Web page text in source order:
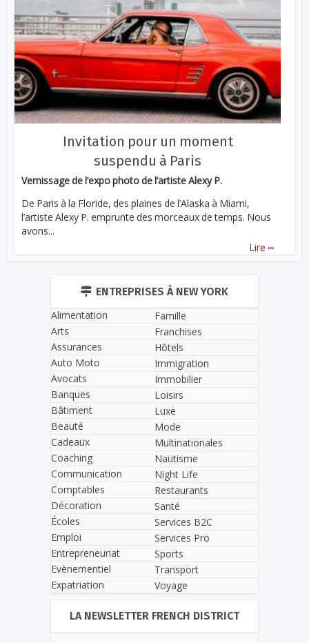
Invitation pour un moment
suspendu à Paris
Vernissage de l’expo photo de l’artiste Alexy P.
De Paris à la Floride, des plaines de l’Alaska à Miami,
l’artiste Alexy P. emprunte des morceaux de temps. Nous
avons...
Lire ...
ENTREPRISES À NEW YORK
Alimentation
Arts
Assurances
Auto Moto
Avocats
Banques
Bâtiment
Beauté
Cadeaux
Coaching
Communication
Comptables
Décoration
Écoles
Emploi
Entrepreneuriat
Evènementiel
Expatriation
Famille
Franchises
Hôtels
Immigration
Immobilier
Loisirs
Luxe
Mode
Multinationales
Nautisme
Night Life
Restaurants
Santé
Services B2C
Services Pro
Sports
Transport
Voyage
LA NEWSLETTER FRENCH DISTRICT